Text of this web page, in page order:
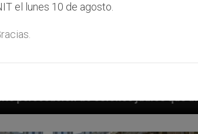
a cristianos (y no sólo) en Tierra
el lunes 10 de agosto.